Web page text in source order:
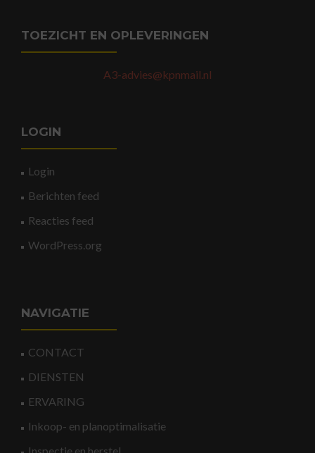
TOEZICHT EN OPLEVERINGEN
A3-advies@kpnmail.nl
LOGIN
Login
Berichten feed
Reacties feed
WordPress.org
NAVIGATIE
CONTACT
DIENSTEN
ERVARING
Inkoop- en planoptimalisatie